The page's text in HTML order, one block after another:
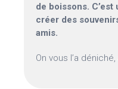
de boissons.
créer des
amis.
On vous l’a